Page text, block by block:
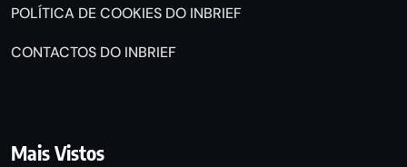
POLÍTICA DE COOKIES DO INBRIEF
CONTACTOS DO INBRIEF
Mais Vistos